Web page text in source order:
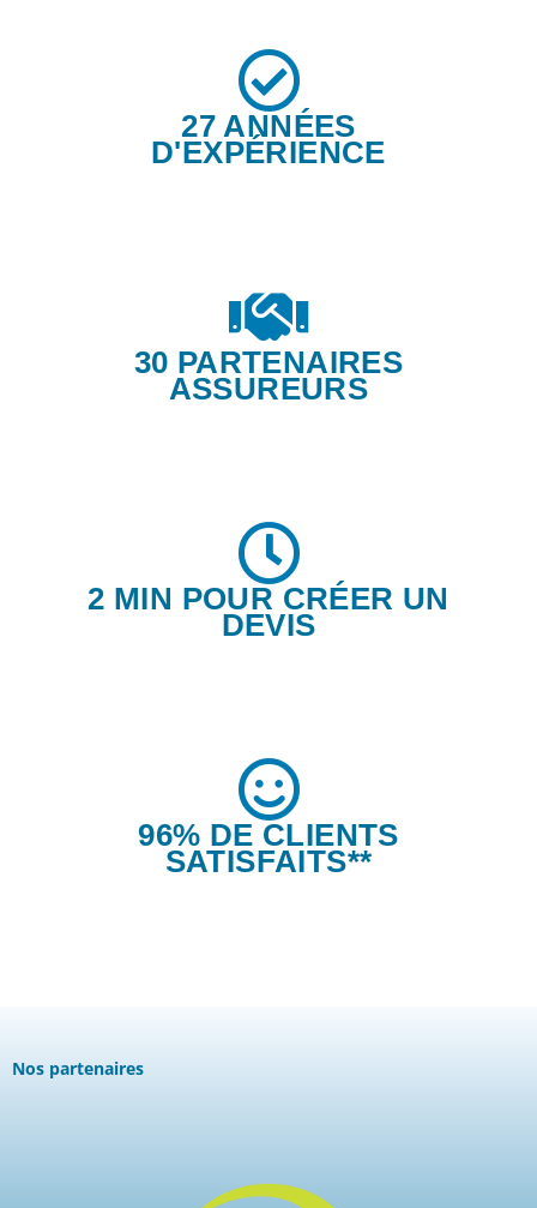
27 ANNÉES
D'EXPÉRIENCE
30 PARTENAIRES
ASSUREURS
2 MIN POUR CRÉER UN
DEVIS
96% DE CLIENTS
SATISFAITS**
Nos partenaires